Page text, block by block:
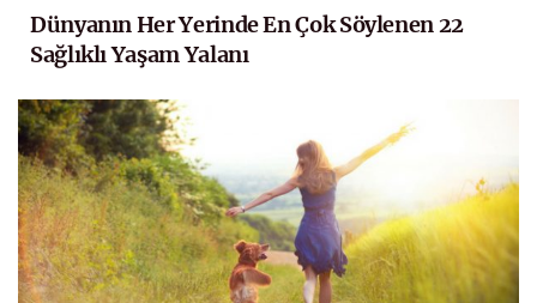
Dünyanın Her Yerinde En Çok Söylenen 22
Sağlıklı Yaşam Yalanı